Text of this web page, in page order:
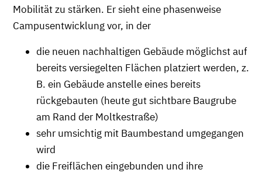
Mobilität zu stärken. Er sieht eine phasenweise
Campusentwicklung vor, in der
die neuen nachhaltigen Gebäude möglichst auf
bereits versiegelten Flächen platziert werden, z.
B. ein Gebäude anstelle eines bereits
rückgebauten (heute gut sichtbare Baugrube
am Rand der Moltkestraße)
sehr umsichtig mit Baumbestand umgegangen
wird
die Freiflächen eingebunden und ihre